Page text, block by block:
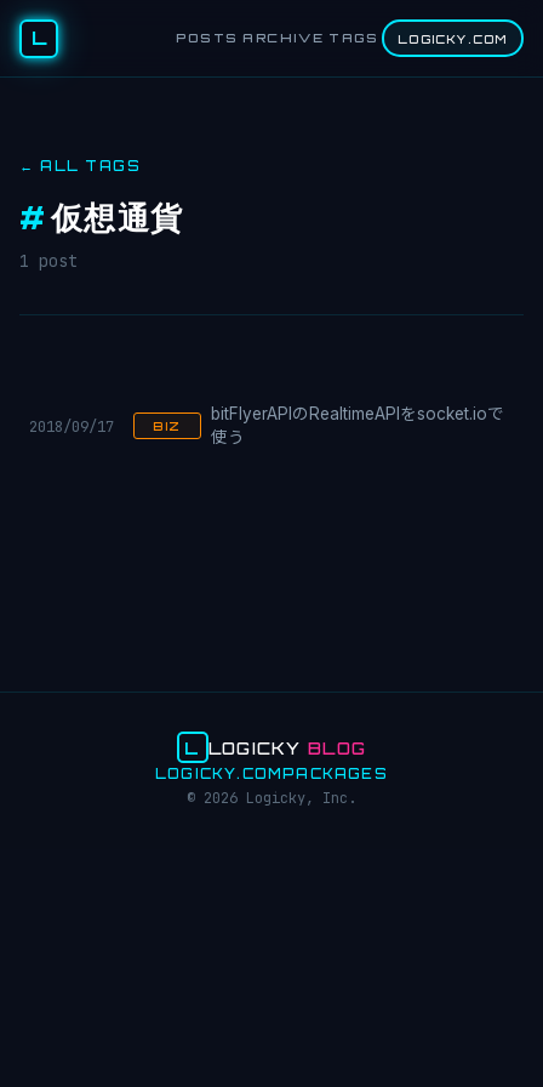
L POSTS ARCHIVE TAGS LOGICKY.COM
← ALL TAGS
#仮想通貨
1 post
2018/09/17 BIZ
bitFlyerAPIのRealtimeAPIをsocket.ioで
使う
L LOGICKYBLOG
LOGICKY.COM PACKAGES
© 2026 Logicky, Inc.